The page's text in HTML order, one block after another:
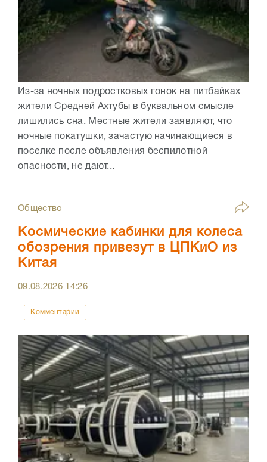
Из-за ночных подростковых гонок на питбайках
жители Средней Ахтубы в буквальном смысле
лишились сна. Местные жители заявляют, что
ночные покатушки, зачастую начинающиеся в
поселке после объявления беспилотной
опасности, не дают...
Общество
Космические кабинки для колеса
обозрения привезут в ЦПКиО из
Китая
09.08.2026 14:26
Комментарии